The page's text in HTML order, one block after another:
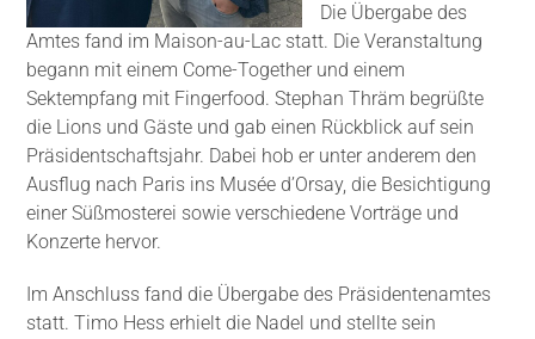
Die Übergabe des
Amtes fand im Maison-au-Lac statt. Die Veranstaltung
begann mit einem Come-Together und einem
Sektempfang mit Fingerfood. Stephan Thräm begrüßte
die Lions und Gäste und gab einen Rückblick auf sein
Präsidentschaftsjahr. Dabei hob er unter anderem den
Ausflug nach Paris ins Musée d’Orsay, die Besichtigung
einer Süßmosterei sowie verschiedene Vorträge und
Konzerte hervor.
Im Anschluss fand die Übergabe des Präsidentenamtes
statt. Timo Hess erhielt die Nadel und stellte sein